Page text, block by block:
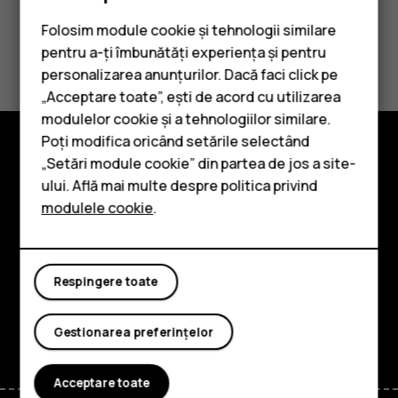
Smartphone-uri
Telefoane clasice
Accesorii
Tablete
Considerați utile aceste informații?
Da Nu
Explorează
Despre
Planet and people
Asistență
FacebookInstagram
TiktokYoutubeLinkedin
Folosim module cookie și tehnologii similare
pentru a-ți îmbunătăți experiența și pentru
personalizarea anunțurilor. Dacă faci click pe
„Acceptare toate”, ești de acord cu utilizarea
modulelor cookie și a tehnologiilor similare.
Poți modifica oricând setările selectând
„Setări module cookie” din partea de jos a site-
ului. Află mai multe despre politica privind
modulele cookie.
Respingere toate
Gestionarea preferințelor
Acceptare toate